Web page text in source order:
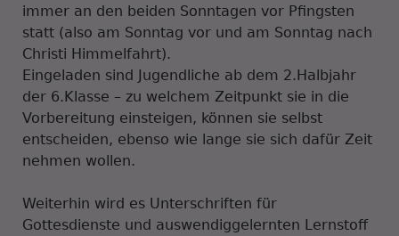
immer an den beiden Sonntagen vor Pfingsten
statt (also am Sonntag vor und am Sonntag nach
Christi Himmelfahrt).
Eingeladen sind Jugendliche ab dem 2.Halbjahr
der 6.Klasse – zu welchem Zeitpunkt sie in die
Vorbereitung einsteigen, können sie selbst
entscheiden, ebenso wie lange sie sich dafür Zeit
nehmen wollen.
Weiterhin wird es Unterschriften für
Gottesdienste und auswendiggelernten Lernstoff